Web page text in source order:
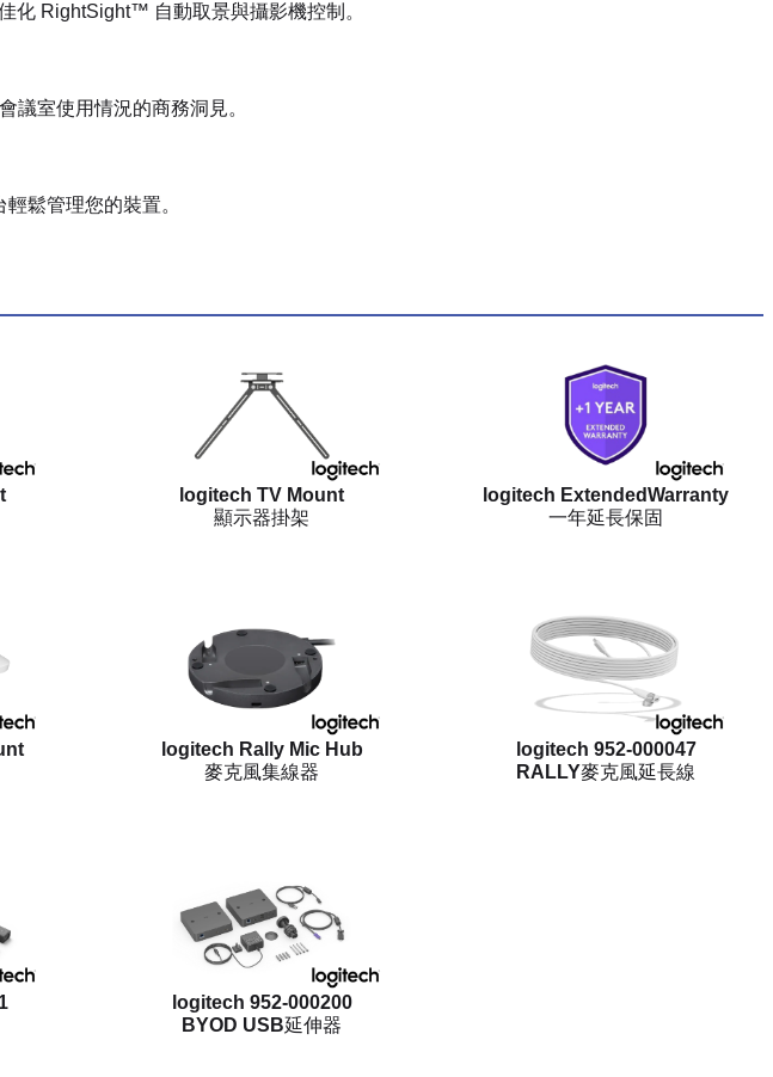
化 RightSight™ 自動取景與攝影機控制。
議室使用情況的商務洞見。
鬆管理您的裝置。
logitech TV Mount
顯示器掛架
logitech ExtendedWarranty
一年延長保固
logitech Rally Mic Hub
麥克風集線器
logitech 952-000047
RALLY麥克風延長線
logitech 952-000200
BYOD USB延伸器